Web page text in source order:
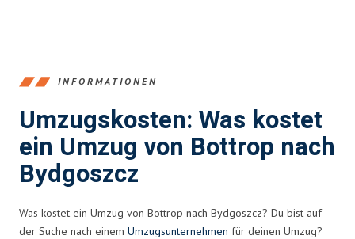
INFORMATIONEN
Umzugskosten: Was kostet
ein Umzug von Bottrop nach
Bydgoszcz
Was kostet ein Umzug von Bottrop nach Bydgoszcz? Du bist auf
der Suche nach einem Umzugsunternehmen für deinen Umzug?